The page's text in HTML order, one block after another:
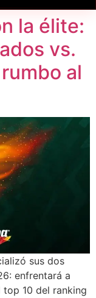
la élite:
vs.
al
sus dos
enfrentará a
10 del ranking